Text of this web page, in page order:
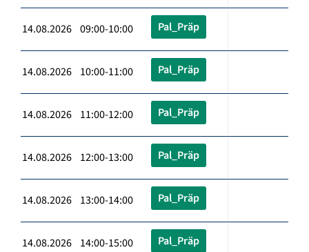
14.08.2026 09:00-10:00 Pal_Präp
14.08.2026 10:00-11:00 Pal_Präp
14.08.2026 11:00-12:00 Pal_Präp
14.08.2026 12:00-13:00 Pal_Präp
14.08.2026 13:00-14:00 Pal_Präp
14.08.2026 14:00-15:00 Pal_Präp